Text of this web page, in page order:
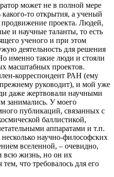
может не в полной мере
то открытия, а ученый
продвижение проекта. Людей,
и научные таланты, то есть
ученого и при этом
деятельность для решения
именно такие люди и стояли
масштабных проектов.
корреспондент РАН (ему
руководит), и мой уже
даже жертвовали научными
занимались. У моего
публикаций, связанных с
баллистикой,
аппаратами и т.п.
научно-философских
вселенной, – очевидно,
всю жизнь, но он их
что требовалось для его